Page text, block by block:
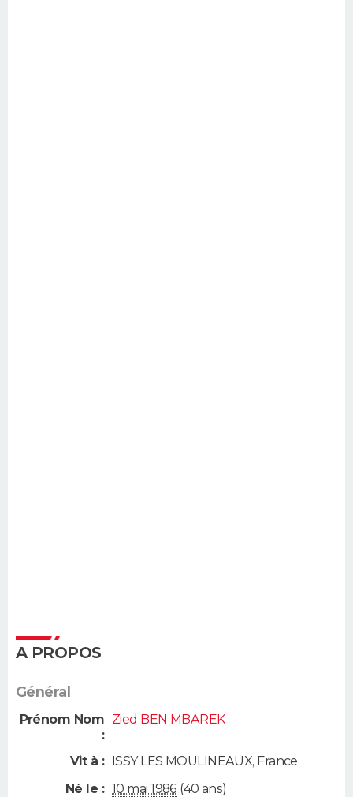
A PROPOS
Général
Prénom Nom
:
Zied BEN MBAREK
Vit à : ISSY LES MOULINEAUX, France
Né le : 10 mai 1986 (40 ans)